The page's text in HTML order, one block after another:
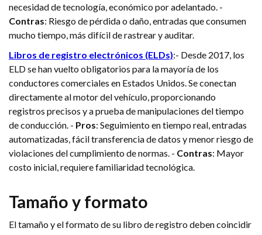
necesidad de tecnología, económico por adelantado. -
Contras: Riesgo de pérdida o daño, entradas que consumen
mucho tiempo, más difícil de rastrear y auditar.
Libros de registro electrónicos (ELDs):- Desde 2017, los
ELD se han vuelto obligatorios para la mayoría de los
conductores comerciales en Estados Unidos. Se conectan
directamente al motor del vehículo, proporcionando
registros precisos y a prueba de manipulaciones del tiempo
de conducción. - Pros: Seguimiento en tiempo real, entradas
automatizadas, fácil transferencia de datos y menor riesgo de
violaciones del cumplimiento de normas. - Contras: Mayor
costo inicial, requiere familiaridad tecnológica.
Tamaño y formato
El tamaño y el formato de su libro de registro deben coincidir